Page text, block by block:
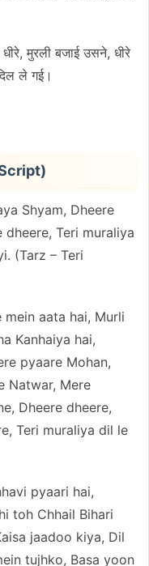
मुरली बजाई उसने, धीरे
ले गई।
Shyam, Dheere
dheere, Teri muraliya
(Tarz – Teri
mein aata hai, Murli
Kanhaiya hai,
pyaare Mohan,
Natwar, Mere
Dheere dheere,
Teri muraliya dil le
pyaari hai,
toh Chhail Bihari
jaadoo kiya, Dil
tujhko, Basa yoon